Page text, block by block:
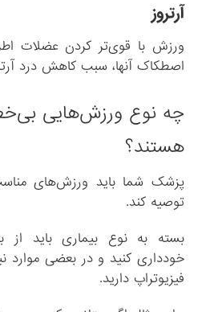
آرتروز
ورزش با قوی‌تر کردن عضلات
اصطکاک آنها، سبب کاهش درد
چه نوع ورزش‌هایی
هستند؟
پزشک شما باید ورزش‌های
توصیه کند.
بسته به نوع بیماری باید
خودداری کنید و در بعضی موارد
فیزیوتراپ دارید.